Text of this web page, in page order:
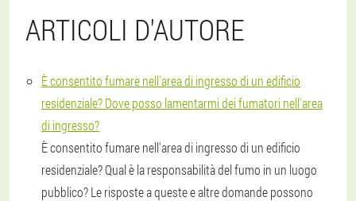
ARTICOLI D'AUTORE
È consentito fumare nell'area di ingresso di un edificio
residenziale? Dove posso lamentarmi dei fumatori nell'area
di ingresso?
È consentito fumare nell'area di ingresso di un edificio
residenziale? Qual è la responsabilità del fumo in un luogo
pubblico? Le risposte a queste e altre domande possono